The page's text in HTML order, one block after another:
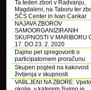
Ta teden zbori v Radvanju,
Magdaleni, na Taboru ter
SČS Center in Ivan Cankar
NAJAVA ZBOROV
SAMOORGANIZIRANIH
SKUPNOSTI V MARIBORU
17. DO 23. 2. 2020
Dajmo pet spregovoriti o
participatornem proračunu
Skupen pogled na kakovost
življenja v skupnosti
VABLJENI NA ZBORE: